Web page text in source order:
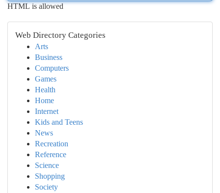
HTML is allowed
Web Directory Categories
Arts
Business
Computers
Games
Health
Home
Internet
Kids and Teens
News
Recreation
Reference
Science
Shopping
Society